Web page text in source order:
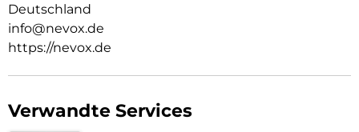
Glasdicke – 0.33mm
Eckenradius – 2.5D
Deutschland
info@nevox.de
https://nevox.de
Verwandte Services